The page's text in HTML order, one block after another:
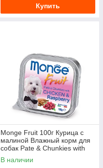
Купить
Monge Fruit 100г Курица с
малиной Влажный корм для
собак Pate & Chunkies with
Chicken & Raspberry
В наличии